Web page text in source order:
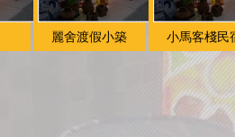
麗舍渡假小築 小馬客棧民